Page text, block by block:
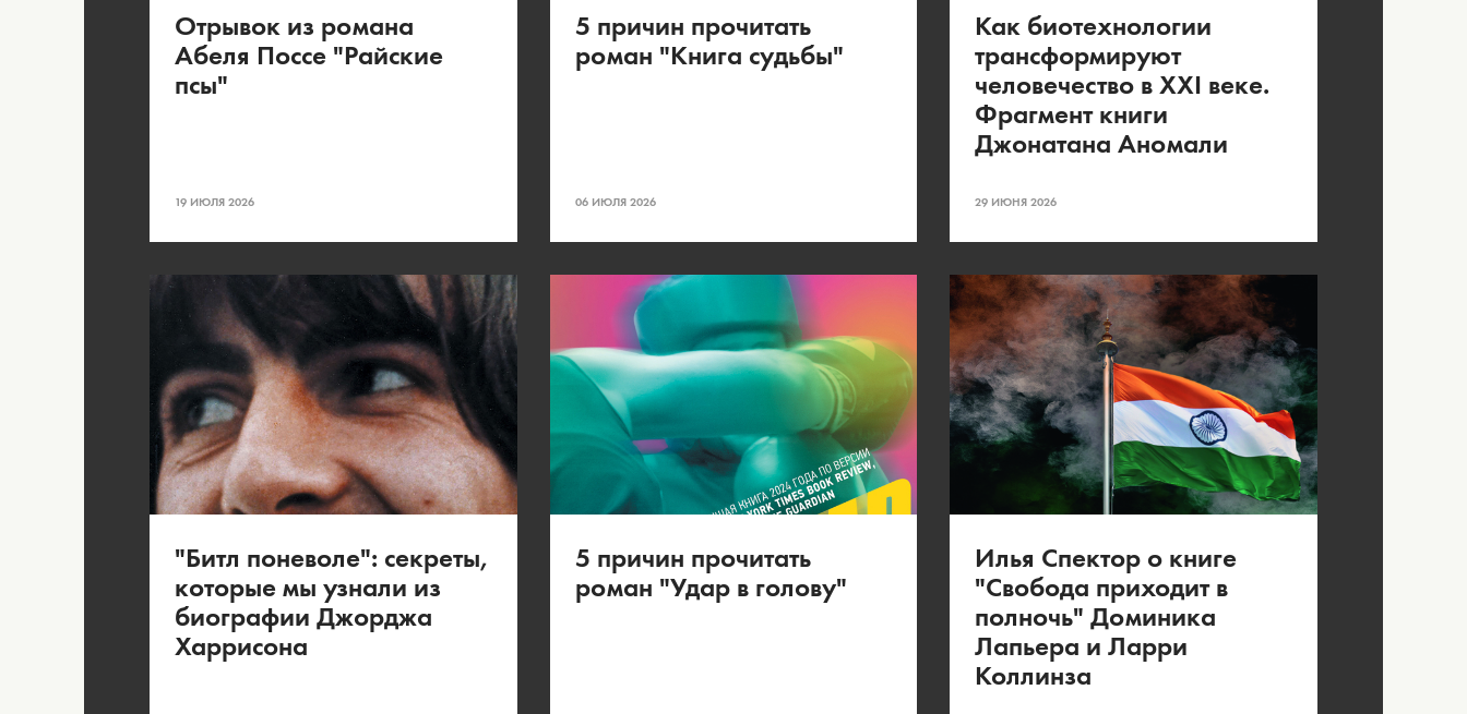
Отрывок из романа
Абеля Поссе "Райские
псы"
19 ИЮЛЯ 2026
5 причин прочитать
роман "Книга судьбы"
06 ИЮЛЯ 2026
Как биотехнологии
трансформируют
человечество в XXI веке.
Фрагмент книги
Джонатана Аномали
29 ИЮНЯ 2026
"Битл поневоле": секреты,
которые мы узнали из
биографии Джорджа
Харрисона
5 причин прочитать
роман "Удар в голову"
Илья Спектор о книге
"Свобода приходит в
полночь" Доминика
Лапьера и Ларри
Коллинза